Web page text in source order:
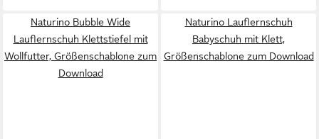
Naturino Bubble Wide
Lauflernschuh Klettstiefel mit
Wollfutter, Größenschablone zum
Download
Naturino Lauflernschuh
Babyschuh mit Klett,
Größenschablone zum Download